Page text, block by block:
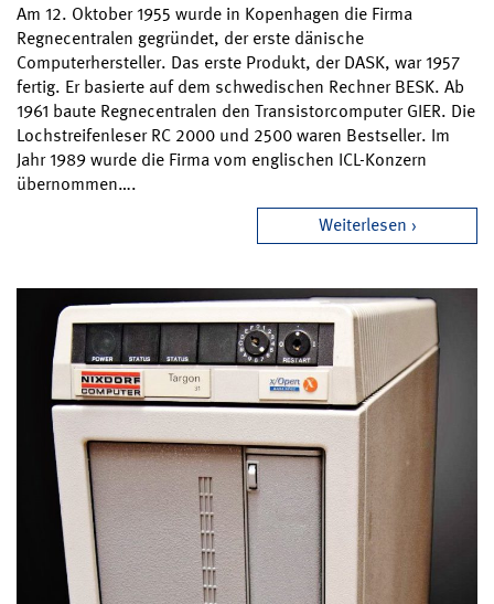
Am 12. Oktober 1955 wurde in Kopenhagen die Firma
Regnecentralen gegründet, der erste dänische
Computerhersteller. Das erste Produkt, der DASK, war 1957
fertig. Er basierte auf dem schwedischen Rechner BESK. Ab
1961 baute Regnecentralen den Transistorcomputer GIER. Die
Lochstreifenleser RC 2000 und 2500 waren Bestseller. Im
Jahr 1989 wurde die Firma vom englischen ICL-Konzern
übernommen….
Weiterlesen